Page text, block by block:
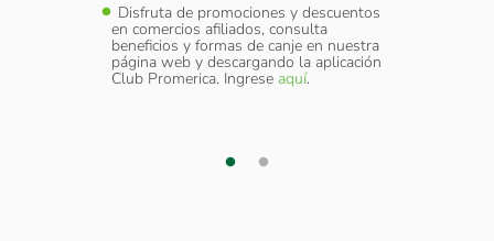
Disfruta de promociones y descuentos
en comercios afiliados, consulta
beneficios y formas de canje en nuestra
página web y descargando la aplicación
Club Promerica. Ingrese aquí.